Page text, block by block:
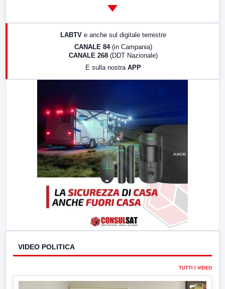
LABTV e anche sul digitale terrestre
CANALE 84 (in Campania)
CANALE 268 (DDT Nazionale)
E sulla nostra APP
VIDEO POLITICA
TUTTI I VIDEO